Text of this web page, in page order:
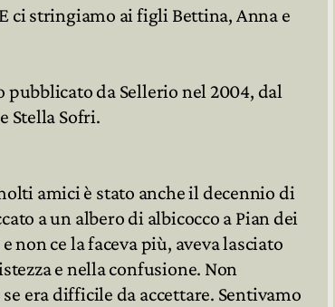
ci stringiamo ai figli Bettina, Anna e
da Sellerio nel 2004, dal
Stella Sofri.
amici è stato anche il decennio di
a un albero di albicocco a Pian dei
non ce la faceva più, aveva lasciato
e nella confusione. Non
era difficile da accettare. Sentivamo